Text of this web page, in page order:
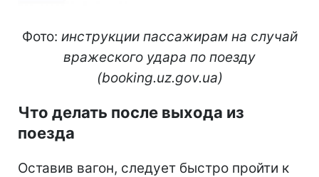
Фото: инструкции пассажирам на случай
вражеского удара по поезду
(booking.uz.gov.ua)
Что делать после выхода из
поезда
Оставив вагон, следует быстро пройти к